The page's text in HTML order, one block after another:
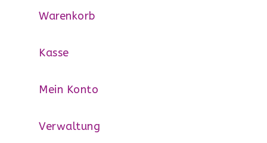
Warenkorb
Kasse
Mein Konto
Verwaltung